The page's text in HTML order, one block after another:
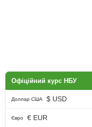
Офіційний курс НБУ
Доллар США $ USD
Євро € EUR